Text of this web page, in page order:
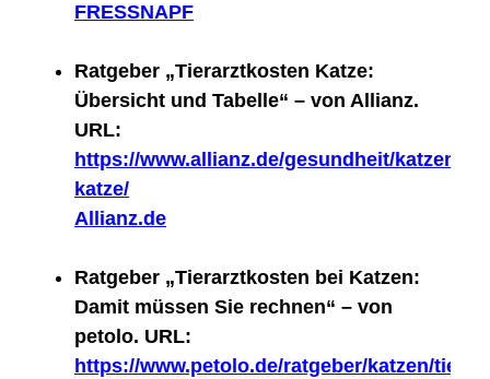
FRESSNAPF
Ratgeber „Tierarztkosten Katze:
Übersicht und Tabelle“ – von Allianz.
URL:
https://www.allianz.de/gesundheit/
katze/
Allianz.de
Ratgeber „Tierarztkosten bei Katzen:
Damit müssen Sie rechnen“ – von
petolo. URL:
https://www.petolo.de/ratgeber/katzen/